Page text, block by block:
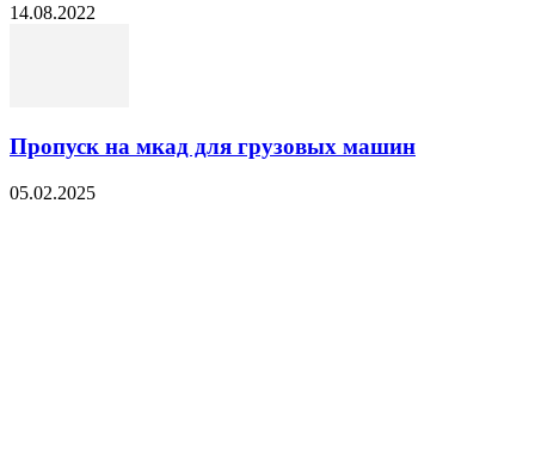
14.08.2022
Пропуск на мкад для грузовых машин
05.02.2025